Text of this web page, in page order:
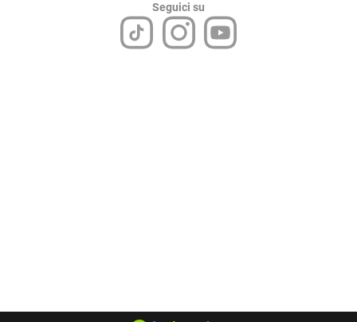
Seguici su